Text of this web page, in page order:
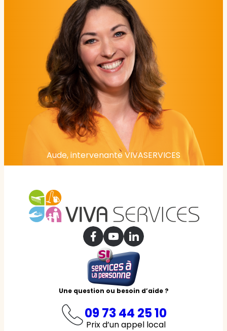
Aude, intervenante VIVASERVICES
Une question ou besoin d’aide ?
09 73 44 25 10
Prix d’un appel local